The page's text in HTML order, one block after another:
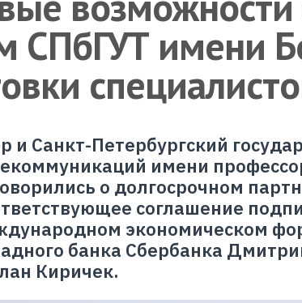
СПбГУТ имени
и Санкт-Петербургский
имени
о долгосрочном
соглашение
экономическом
банка Сбербанка
Киричек.